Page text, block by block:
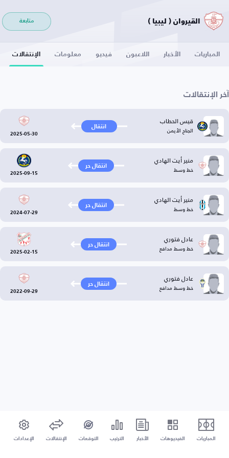
القيروان ( ليبيا ) متابعة
المباريات الأخبار اللاعبون فيديو معلومات الإنتقالات
آخر الإنتقالات
قيس الحطاب
الجناح الأيمن انتقال
2025-05-30
منير أيت الهادي
خط وسط انتقال حر
2025-09-15
منير أيت الهادي
خط وسط انتقال حر
2024-07-29
عادل فتوري
خط وسط مدافع انتقال حر
2025-02-15
عادل فتوري
خط وسط مدافع انتقال حر
2022-09-29
المباريات الفيديوهات الأخبار الترتيب التوقعات الإنتقالات الإعدادات